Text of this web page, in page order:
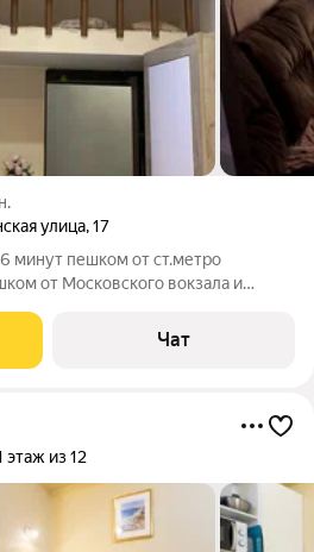
улица,17
минут пешком от ст.метро
от Московского вокзала и
Набережная с
бюро .Сдаётся
Чат
этаж из 12